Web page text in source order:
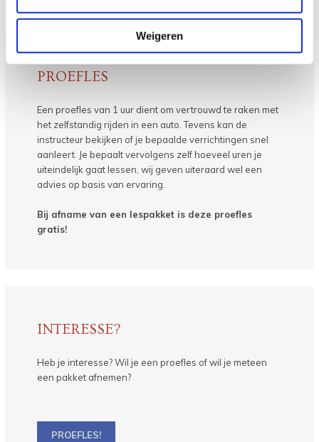
Weigeren
PROEFLES
Een proefles van 1 uur dient om vertrouwd te raken met
het zelfstandig rijden in een auto. Tevens kan de
instructeur bekijken of je bepaalde verrichtingen snel
aanleert. Je bepaalt vervolgens zelf hoeveel uren je
uiteindelijk gaat lessen, wij geven uiteraard wel een
advies op basis van ervaring.
Bij afname van een lespakket is deze proefles
gratis!
INTERESSE?
Heb je interesse? Wil je een proefles of wil je meteen
een pakket afnemen?
PROEFLES!